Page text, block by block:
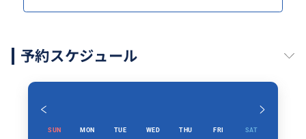
予約スケジュール
SUN MON TUE WED THU FRI SAT